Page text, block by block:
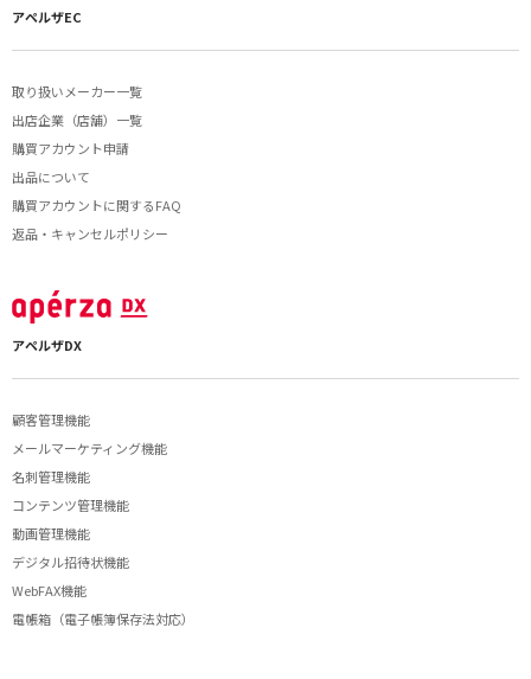
アペルザEC
取り扱いメーカー一覧
出店企業（店舗）一覧
購買アカウント申請
出品について
購買アカウントに関するFAQ
返品・キャンセルポリシー
アペルザDX
顧客管理機能
メールマーケティング機能
名刺管理機能
コンテンツ管理機能
動画管理機能
デジタル招待状機能
WebFAX機能
電帳箱（電子帳簿保存法対応）